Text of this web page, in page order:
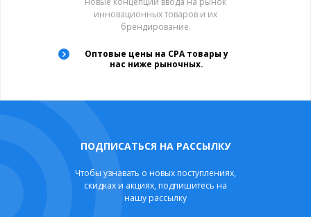
инновационных товаров и их
брендирование.
Оптовые цены на CPA товары у
нас ниже рыночных.
ПОДПИСАТЬСЯ НА РАССЫЛКУ
Чтобы узнавать о новых поступлениях,
скидках и акциях, подпишитесь на
нашу рассылку